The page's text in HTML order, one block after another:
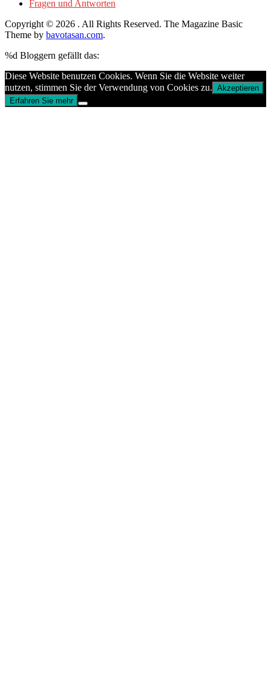
Fragen und Antworten
Copyright © 2026 . All Rights Reserved. The Magazine Basic
Theme by bavotasan.com.
%d Bloggern gefällt das:
Diese Website benutzen Cookies. Wenn Sie die Website weiter
nutzen, stimmen Sie der Verwendung von Cookies zu. Akzeptieren
Erfahren Sie mehr